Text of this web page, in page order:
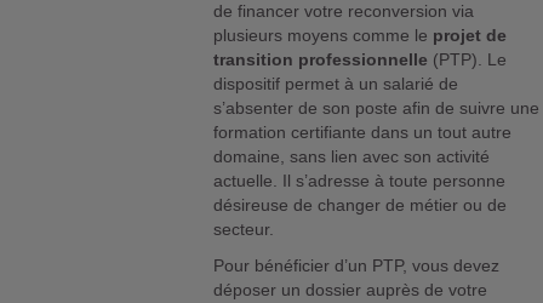
de financer votre reconversion via
plusieurs moyens comme le projet de
transition professionnelle (PTP). Le
dispositif permet à un salarié de
s’absenter de son poste afin de suivre une
formation certifiante dans un tout autre
domaine, sans lien avec son activité
actuelle. Il s’adresse à toute personne
désireuse de changer de métier ou de
secteur.
Pour bénéficier d’un PTP, vous devez
déposer un dossier auprès de votre